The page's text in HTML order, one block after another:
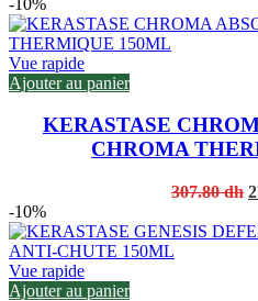
Vue rapide
Ajouter au panier
KERASTASE
CHROMA
307.80dh
-10%
Vue rapide
Ajouter au panier